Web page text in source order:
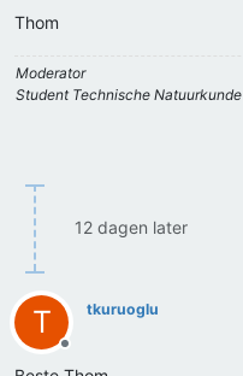
Thom
Moderator
Student Technische Natuurkunde
12 dagen later
T
Offline
tkuruoglu